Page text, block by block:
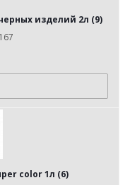
изделий 2л (9)
color 1л (6)